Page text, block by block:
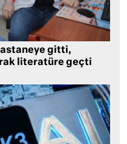
gitti,
literatüre geçti